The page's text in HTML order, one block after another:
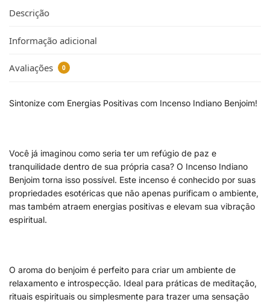
Descrição
Informação adicional
Avaliações 0
Sintonize com Energias Positivas com Incenso Indiano Benjoim!
Você já imaginou como seria ter um refúgio de paz e
tranquilidade dentro de sua própria casa? O Incenso Indiano
Benjoim torna isso possível. Este incenso é conhecido por suas
propriedades esotéricas que não apenas purificam o ambiente,
mas também atraem energias positivas e elevam sua vibração
espiritual.
O aroma do benjoim é perfeito para criar um ambiente de
relaxamento e introspecção. Ideal para práticas de meditação,
rituais espirituais ou simplesmente para trazer uma sensação